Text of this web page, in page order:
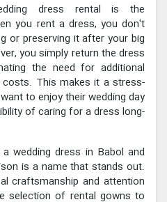
dress rental is the
you rent a dress, you don't
or preserving it after your big
you simply return the dress
the need for additional
This makes it a stress-
to enjoy their wedding day
of caring for a dress long-
wedding dress in Babol and
is a name that stands out.
craftsmanship and attention
selection of rental gowns to